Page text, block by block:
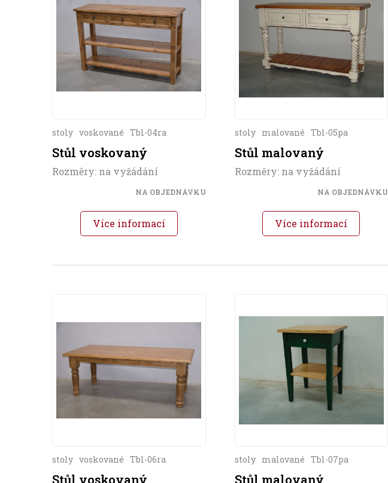
stoly voskované Tbl-04ra
Stůl voskovaný
Rozměry: na vyžádání
NA OBJEDNÁVKU
Více informací
stoly malované Tbl-05pa
Stůl malovaný
Rozměry: na vyžádání
NA OBJEDNÁVKU
Více informací
stoly voskované Tbl-06ra
Stůl voskovaný
stoly malované Tbl-07pa
Stůl malovaný